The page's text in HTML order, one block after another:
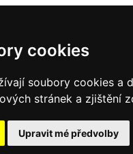
cookies
soubory cookies a
stránek a zjištění
Upravit mé předvolby